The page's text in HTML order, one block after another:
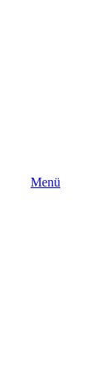
Menü